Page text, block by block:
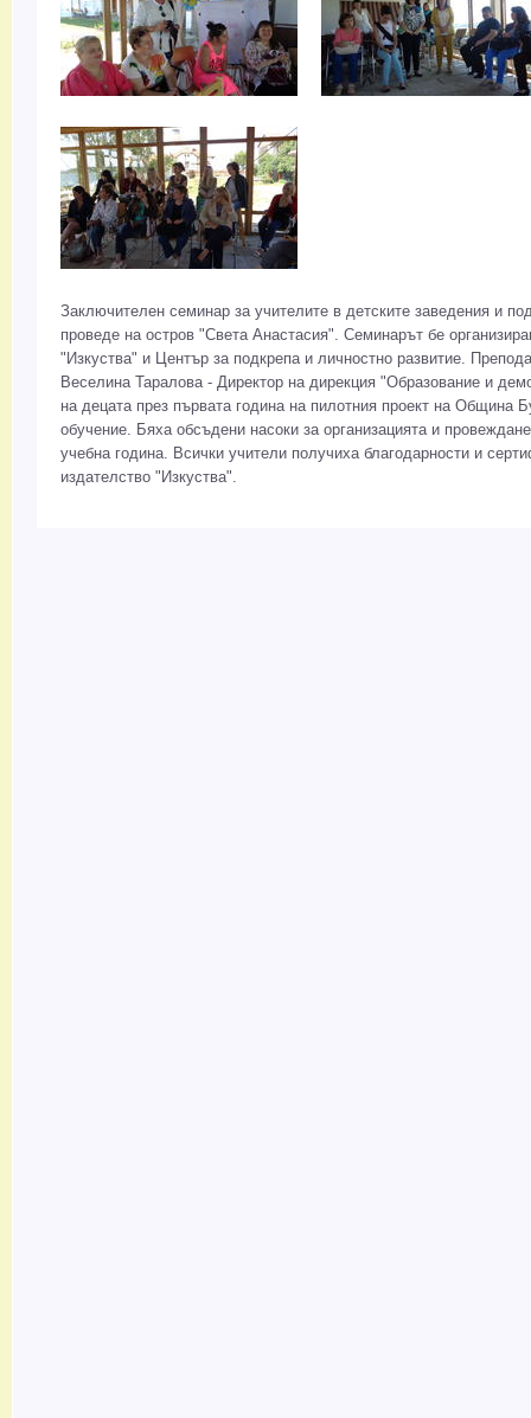
Заключителен семинар за учителите в детските заведения и
проведе на остров "Света Анастасия". Семинарът бе
"Изкуства" и Център за подкрепа и личностно развитие.
Веселина Таралова - Директор на дирекция "Образование и
на децата през първата година на пилотния проект на Община
обучение. Бяха обсъдени насоки за организацията и
учебна година. Всички учители получиха благодарности и
издателство "Изкуства".